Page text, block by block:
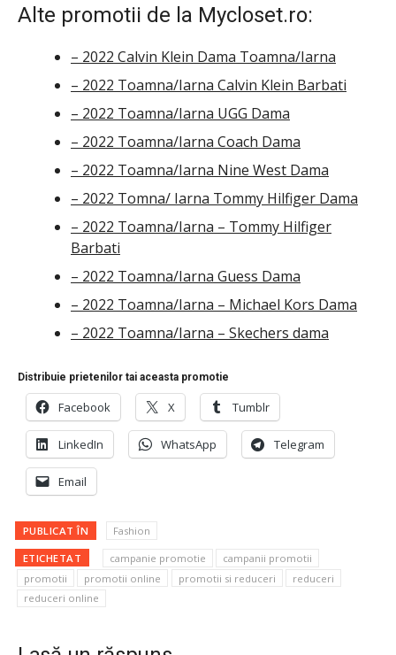
Alte promotii de la Mycloset.ro:
– 2022 Calvin Klein Dama Toamna/Iarna
– 2022 Toamna/Iarna Calvin Klein Barbati
– 2022 Toamna/Iarna UGG Dama
– 2022 Toamna/Iarna Coach Dama
– 2022 Toamna/Iarna Nine West Dama
– 2022 Tomna/ Iarna Tommy Hilfiger Dama
– 2022 Toamna/Iarna – Tommy Hilfiger
Barbati
– 2022 Toamna/Iarna Guess Dama
– 2022 Toamna/Iarna – Michael Kors Dama
– 2022 Toamna/Iarna – Skechers dama
Distribuie prietenilor tai aceasta promotie
Facebook X Tumblr
LinkedIn WhatsApp Telegram
Email
PUBLICAT ÎN Fashion
ETICHETAT campanie promotie
campanii promotii
promotii
promotii online promotii si reduceri
reduceri
reduceri online